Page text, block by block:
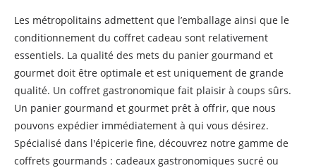
Les métropolitains admettent que l’emballage ainsi que le
conditionnement du coffret cadeau sont relativement
essentiels. La qualité des mets du panier gourmand et
gourmet doit être optimale et est uniquement de grande
qualité. Un coffret gastronomique fait plaisir à coups sûrs.
Un panier gourmand et gourmet prêt à offrir, que nous
pouvons expédier immédiatement à qui vous désirez.
Spécialisé dans l'épicerie fine, découvrez notre gamme de
coffrets gourmands : cadeaux gastronomiques sucré ou